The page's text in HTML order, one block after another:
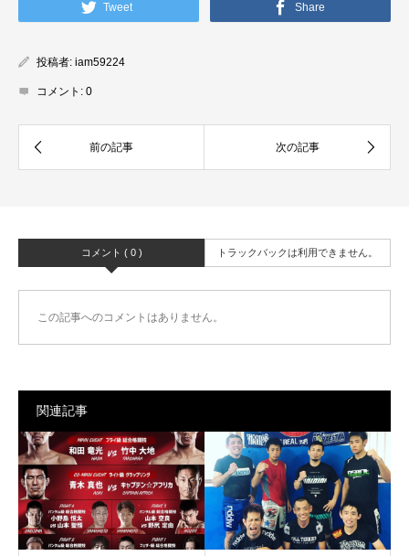
Tweet Share
投稿者: iam59224
コメント: 0
コメント ( 0 ) トラックバックは利用できません。
この記事へのコメントはありません。
関連記事